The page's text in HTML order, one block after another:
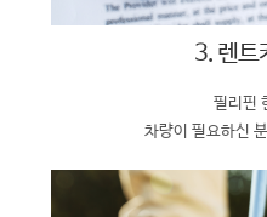
3. 렌트
필리핀
차량이 필요하신